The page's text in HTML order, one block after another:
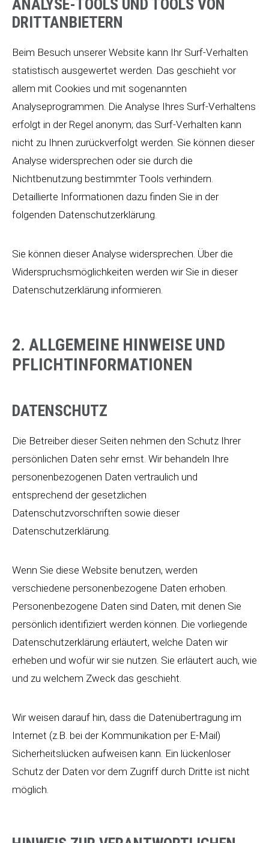
ANALYSE-TOOLS UND TOOLS VON
DRITTANBIETERN
Beim Besuch unserer Website kann Ihr Surf-Verhalten
statistisch ausgewertet werden. Das geschieht vor
allem mit Cookies und mit sogenannten
Analyseprogrammen. Die Analyse Ihres Surf-Verhaltens
erfolgt in der Regel anonym; das Surf-Verhalten kann
nicht zu Ihnen zurückverfolgt werden. Sie können dieser
Analyse widersprechen oder sie durch die
Nichtbenutzung bestimmter Tools verhindern.
Detaillierte Informationen dazu finden Sie in der
folgenden Datenschutzerklärung.
Sie können dieser Analyse widersprechen. Über die
Widerspruchsmöglichkeiten werden wir Sie in dieser
Datenschutzerklärung informieren.
2. ALLGEMEINE HINWEISE UND
PFLICHTINFORMATIONEN
DATENSCHUTZ
Die Betreiber dieser Seiten nehmen den Schutz Ihrer
persönlichen Daten sehr ernst. Wir behandeln Ihre
personenbezogenen Daten vertraulich und
entsprechend der gesetzlichen
Datenschutzvorschriften sowie dieser
Datenschutzerklärung.
Wenn Sie diese Website benutzen, werden
verschiedene personenbezogene Daten erhoben.
Personenbezogene Daten sind Daten, mit denen Sie
persönlich identifiziert werden können. Die vorliegende
Datenschutzerklärung erläutert, welche Daten wir
erheben und wofür wir sie nutzen. Sie erläutert auch, wie
und zu welchem Zweck das geschieht.
Wir weisen darauf hin, dass die Datenübertragung im
Internet (z.B. bei der Kommunikation per E-Mail)
Sicherheitslücken aufweisen kann. Ein lückenloser
Schutz der Daten vor dem Zugriff durch Dritte ist nicht
möglich.